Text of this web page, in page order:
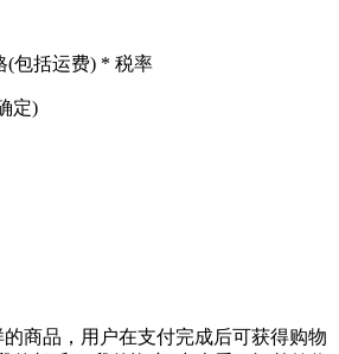
(包括运费) * 税率
定)
的商品，用户在支付完成后可获得购物